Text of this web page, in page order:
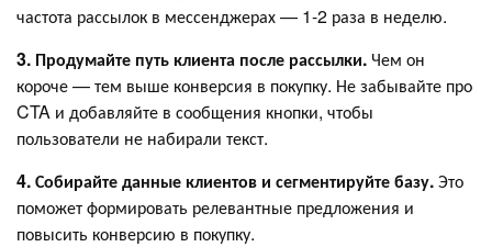
частота рассылок в мессенджерах — 1-2 раза в неделю.
3. Продумайте путь клиента после рассылки.Чем он
короче — тем выше конверсия в покупку. Не забывайте про
CTA и добавляйте в сообщения кнопки, чтобы
пользователи не набирали текст.
4. Собирайте данные клиентов и сегментируйте базу.Это
поможет формировать релевантные предложения и
повысить конверсию в покупку.